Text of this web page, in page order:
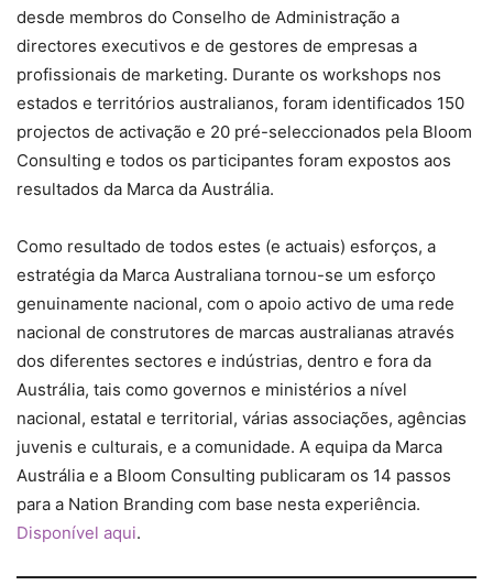
desde membros do Conselho de Administração a
directores executivos e de gestores de empresas a
profissionais de marketing. Durante os workshops nos
estados e territórios australianos, foram identificados 150
projectos de activação e 20 pré-seleccionados pela Bloom
Consulting e todos os participantes foram expostos aos
resultados da Marca da Austrália.
Como resultado de todos estes (e actuais) esforços, a
estratégia da Marca Australiana tornou-se um esforço
genuinamente nacional, com o apoio activo de uma rede
nacional de construtores de marcas australianas através
dos diferentes sectores e indústrias, dentro e fora da
Austrália, tais como governos e ministérios a nível
nacional, estatal e territorial, várias associações, agências
juvenis e culturais, e a comunidade. A equipa da Marca
Austrália e a Bloom Consulting publicaram os 14 passos
para a Nation Branding com base nesta experiência.
Disponível aqui.